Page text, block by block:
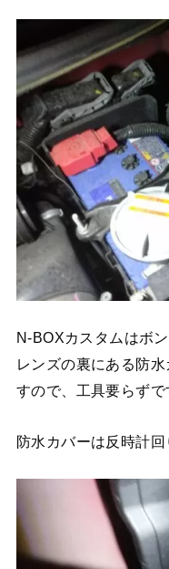
N-BOXカスタムはボ
レンズの裏にある防
すので、工具要らずで
防水カバーは反時計回